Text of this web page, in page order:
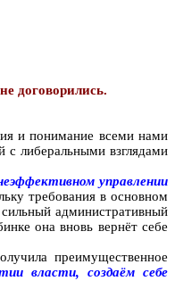
договорились.
и понимание всеми нами
либеральными взглядами
управлении
требования в основном
административный
она вновь вернёт себе
преимущественное
власти, создаём себе